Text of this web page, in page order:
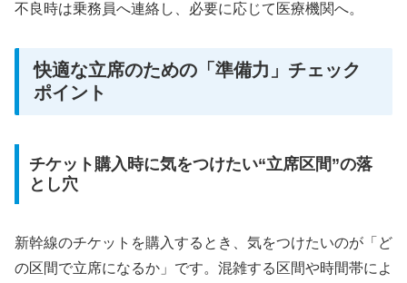
不良時は乗務員へ連絡し、必要に応じて医療機関へ。
快適な立席のための「準備力」チェック
ポイント
チケット購入時に気をつけたい“立席区間”の落
とし穴
新幹線のチケットを購入するとき、気をつけたいのが「ど
の区間で立席になるか」です。混雑する区間や時間帯によ